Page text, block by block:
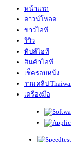
หน้าแรก
ดาวน์โหลด
ข่าวไอที
รีวิว
ทิปส์ไอที
สินค้าไอที
เช็ครอบหนัง
รวมคลิป
เครื่องมือ